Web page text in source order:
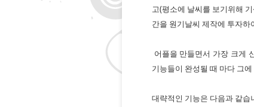
고(평소에 날씨를 보기위해
간을 원기날씨 제작에 투자
어플을 만들면서 가장 크게
기능들이 완성될 때 마다 그
대략적인 기능은 다음과 같습